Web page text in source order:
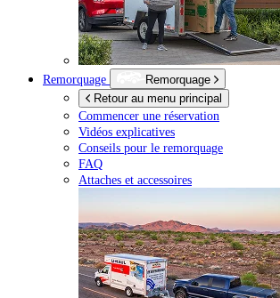
Remorquage
Remorquage
Retour au menu principal
Commencer une réservation
Vidéos explicatives
Conseils pour le remorquage
FAQ
Attaches et accessoires